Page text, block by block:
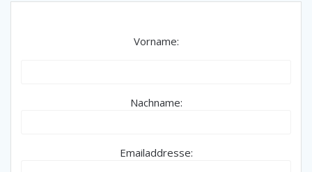
Vorname:
Nachname:
Emailaddresse: